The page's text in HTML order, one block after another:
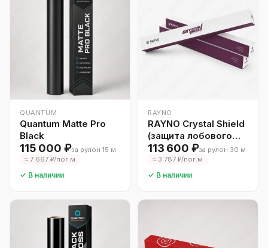
QUANTUM
Quantum Matte Pro
Black
115 000 ₽за рулон 15 м
≈ 7 667 ₽/пог.м
✓ В наличии
RAYNO
RAYNO Crystal Shield
(защита лобового
стекла)
113 600 ₽за рулон 30 м
≈ 3 787 ₽/пог.м
✓ В наличии